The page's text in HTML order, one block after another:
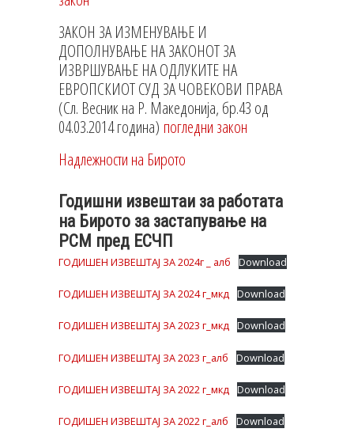
ЗАКОН ЗА ИЗМЕНУВАЊЕ И
ДОПОЛНУВАЊЕ НА ЗАКОНОТ ЗА
ИЗВРШУВАЊЕ НА ОДЛУКИТЕ НА
ЕВРОПСКИОТ СУД ЗА ЧОВЕКОВИ ПРАВА
(Сл. Весник на Р. Македонија, бр.43 од
04.03.2014 година) погледни закон
Надлежности на Бирото
Годишни извештаи за работата
на Бирото за застапување на
РСМ пред ЕСЧП
ГОДИШЕН ИЗВЕШТАЈ ЗА 2024г _ алб Download
ГОДИШЕН ИЗВЕШТАЈ ЗА 2024 г_мкд Download
ГОДИШЕН ИЗВЕШТАЈ ЗА 2023 г_мкд Download
ГОДИШЕН ИЗВЕШТАЈ ЗА 2023 г_алб Download
ГОДИШЕН ИЗВЕШТАЈ ЗА 2022 г_мкд Download
ГОДИШЕН ИЗВЕШТАЈ ЗА 2022 г_алб Download